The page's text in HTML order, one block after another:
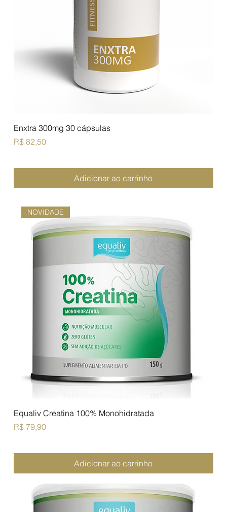
Enxtra 300mg 30 cápsulas
Preço
R$ 82,50
Adicionar ao carrinho
NOVIDADE
Equaliv Creatina 100% Monohidratada
Preço
R$ 79,90
Adicionar ao carrinho